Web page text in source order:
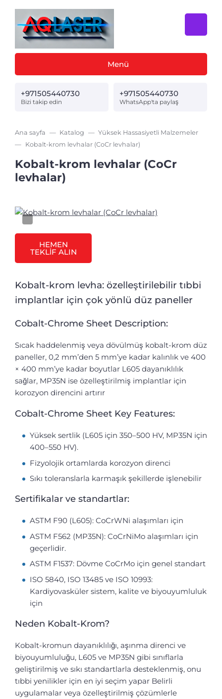
Menü
+971505440730
Bizi takip edin
+971505440730
WhatsApp'ta paylaş
Ana sayfa Katalog
Yüksek Hassasiyetli Malzemeler
Kobalt-krom levhalar (CoCr levhalar)
Kobalt-krom levhalar (CoCr
levhalar)
HEMEN
TEKLİF ALIN
Kobalt-krom levha: özelleştirilebilir tıbbi
implantlar için çok yönlü düz paneller
Cobalt-Chrome Sheet Description:
Sıcak haddelenmiş veya dövülmüş kobalt-krom düz
paneller, 0,2 mm’den 5 mm’ye kadar kalınlık ve 400
× 400 mm’ye kadar boyutlar L605 dayanıklılık
sağlar, MP35N ise özelleştirilmiş implantlar için
korozyon direncini artırır
Cobalt-Chrome Sheet Key Features:
Yüksek sertlik (L605 için 350–500 HV, MP35N için
400–550 HV).
Fizyolojik ortamlarda korozyon direnci
Sıkı toleranslarla karmaşık şekillerde işlenebilir
Sertifikalar ve standartlar:
ASTM F90 (L605): CoCrWNi alaşımları için
ASTM F562 (MP35N): CoCrNiMo alaşımları için
geçerlidir.
ASTM F1537: Dövme CoCrMo için genel standart
ISO 5840, ISO 13485 ve ISO 10993:
Kardiyovasküler sistem, kalite ve biyouyumluluk
için
Neden Kobalt-Krom?
Kobalt-kromun dayanıklılığı, aşınma direnci ve
biyouyumluluğu, L605 ve MP35N gibi sınıflarla
geliştirilmiş ve sıkı standartlarla desteklenmiş, onu
tıbbi yenilikler için en iyi seçim yapar Belirli
uygulamalar veya özelleştirilmiş çözümlerle